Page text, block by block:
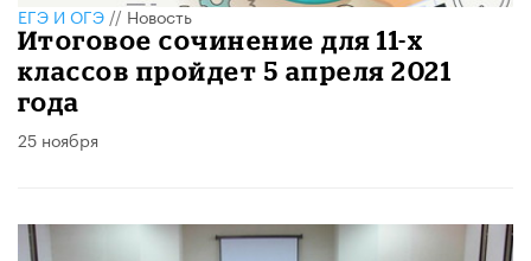
ЕГЭ И ОГЭ //Новость
Итоговое сочинение для 11-х
классов пройдет 5 апреля 2021
года
25 ноября